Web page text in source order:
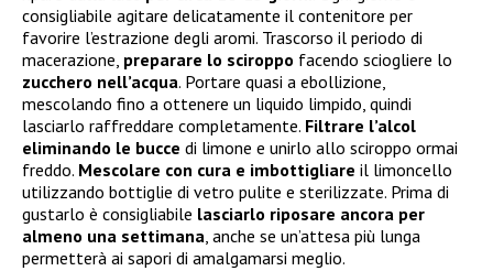
consigliabile agitare delicatamente il contenitore per
favorire l’estrazione degli aromi. Trascorso il periodo di
macerazione, preparare lo sciroppo facendo sciogliere lo
zucchero nell’acqua. Portare quasi a ebollizione,
mescolando fino a ottenere un liquido limpido, quindi
lasciarlo raffreddare completamente. Filtrare l’alcol
eliminando le bucce di limone e unirlo allo sciroppo ormai
freddo. Mescolare con cura e imbottigliare il limoncello
utilizzando bottiglie di vetro pulite e sterilizzate. Prima di
gustarlo è consigliabile lasciarlo riposare ancora per
almeno una settimana, anche se un’attesa più lunga
permetterà ai sapori di amalgamarsi meglio.